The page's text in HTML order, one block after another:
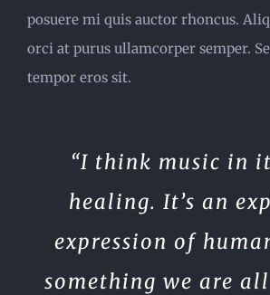
posuere mi quis auctor rhoncus.
orci at purus ullamcorper semper.
tempor eros sit.
“I think music in
healing. It’s an
expression of
something we are